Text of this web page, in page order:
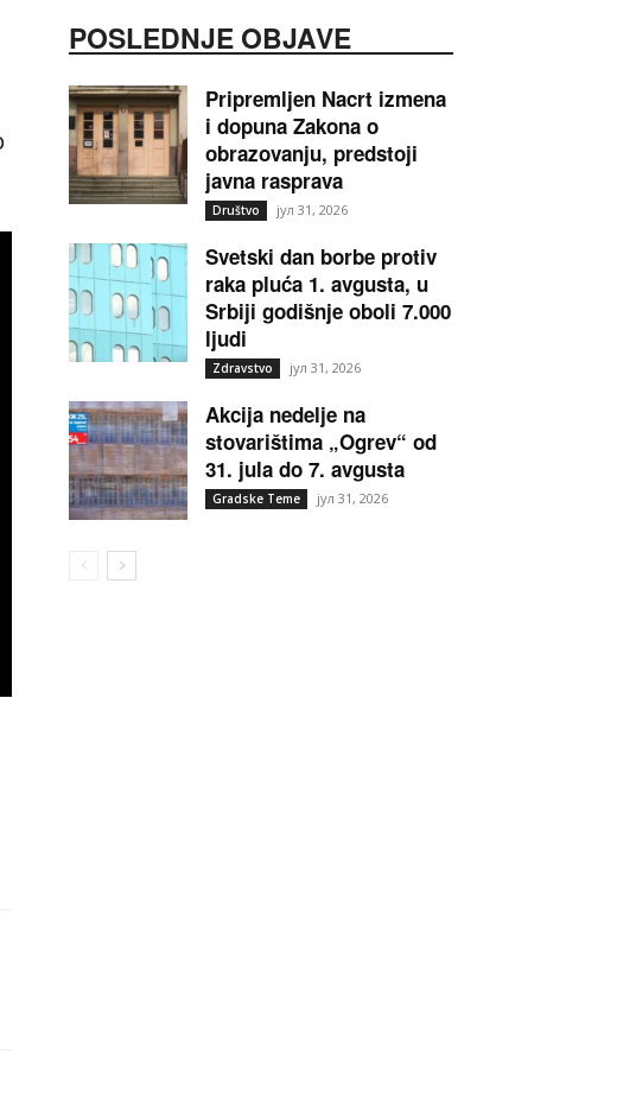
POSLEDNJE OBJAVE
Pripremljen Nacrt izmena
i dopuna Zakona o
obrazovanju, predstoji
javna rasprava
Društvo јул 31, 2026
Svetski dan borbe protiv
raka pluća 1. avgusta, u
Srbiji godišnje oboli 7.000
ljudi
Zdravstvo јул 31, 2026
Akcija nedelje na
stovarištima „Ogrev“ od
31. jula do 7. avgusta
Gradske Teme јул 31, 2026